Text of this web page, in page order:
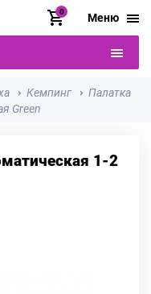
0 Меню
Кемпинг
Палатка
Green
1-2